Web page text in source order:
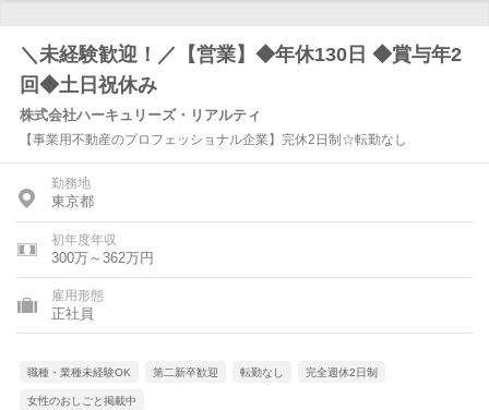
＼未経験歓迎！／【営業】◆年休130日 ◆賞与年2
回◆土日祝休み
株式会社ハーキュリーズ・リアルティ
【事業用不動産のプロフェッショナル企業】完休2日制☆転勤なし
勤務地
東京都
初年度年収
300万～362万円
雇用形態
正社員
職種・業種未経験OK 第二新卒歓迎 転勤なし 完全週休2日制
女性のおしごと掲載中